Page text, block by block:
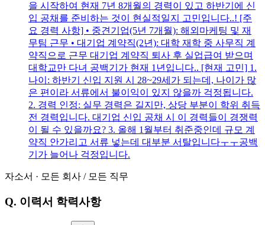
을 시작하여 현재 7년 8개월의 경력이 있고 하반기에 신
입 공채를 준비하는 것이 현실적일지 고민입니다..! [주
요 경력 사항] • 중견기업(5년 7개월): 해외마케팅 및 재
무팀 근무 • 대기업 계약직(2년): 대학 재학 중 사무직 계
약직으로 근무 대기업 계약직 퇴사 후 실업급여 받으며
대학교만 다녀 공백기가 현재 1년입니다.. [현재 고민] 1.
나이: 하반기 신입 지원 시 28~29세가 되는데, 나이가 많
은 편이라 서류에서 불이익이 있지 않을까 걱정됩니다.
2. 경력 인정: 실무 경력은 길지만, 상당 부분이 학위 취득
전 경력입니다. 대기업 신입 공채 시 이 경력들이 경쟁력
이 될 수 있을까요? 3. 올해 1월부터 취준중인데 규모 계
약직 안가리고 서류 넣는데 대부분 서탈입니다ㅜㅜ공백
기가 늘어나 걱정입니다.
자소서 · 모든 회사 / 모든 직무
Q. 이력서 학력사항